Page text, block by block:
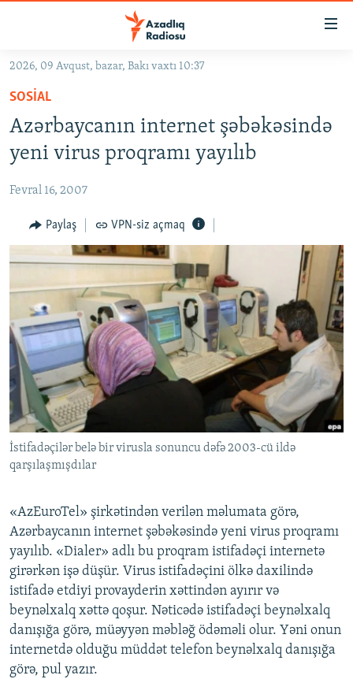
Əsas
qayıt
Əsas
naviqasiyaya
qayıt
Axtarışa
GÜNDƏM
#İZAHLA
KORRUPSIOMETR
FƏRQƏ BAX
QANUNI DOĞRU
ARAŞDIRMA
MULTIMEDIA
VIDEO
FOTOQALEREYA
İNFOQRAFIKA
KARIKATURA
RADIO ARXIV
OXU ZALI
AZƏRBAYCAN ƏDƏBIYYATI KITABXANASI
İSLAM VƏ DEMOKRATIYA
İZ - MƏDƏNIYYƏT PROQRAMI
HAQQIMIZDA
MISSIYAMIZ
PEŞƏ ETIKASI VƏ JURNALISTIKA STANDARTLARIMIZ
MATERIALLARIMIZDAN ISTIFADƏ
AZADLIQRADIOSU MOBIL TELEFONUNUZDA
XƏBƏR BÜLLETENLƏRIMIZ
BIZI IZLƏ
RFE/RL-in bütün saytları
2026, 09 Avqust, bazar, Bakı vaxtı 10:37
SOSIAL
Azərbaycanın internet şəbəkəsində
yeni virus proqramı yayılıb
Fevral 16, 2007
Paylaş VPN-siz açmaq
İstifadəçilər belə bir virusla sonuncu dəfə 2003-cü ildə
qarşılaşmışdılar
«AzEuroTel» şirkətindən verilən məlumata görə,
Azərbaycanın internet şəbəkəsində yeni virus proqramı
yayılıb. «Dialer» adlı bu proqram istifadəçi internetə
girərkən işə düşür. Virus istifadəçini ölkə daxilində
istifadə etdiyi provayderin xəttindən ayırır və
beynəlxalq xəttə qoşur. Nəticədə istifadəçi beynəlxalq
danışığa görə, müəyyən məbləğ ödəməli olur. Yəni onun
internetdə olduğu müddət telefon beynəlxalq danışığa
görə, pul yazır.